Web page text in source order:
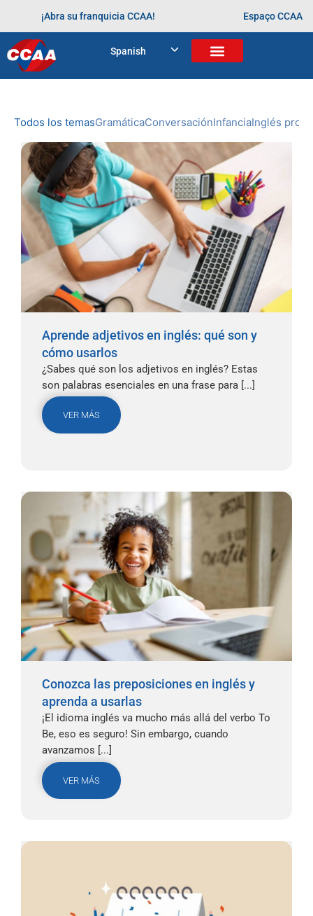
¡Abra su franquicia CCAA! Espaço CCAA
Spanish
Home >
Todos los temasGramáticaConversaciónInfanciaInglés
Aprende adjetivos en inglés: qué son y
cómo usarlos
¿Sabes qué son los adjetivos en inglés? Estas
son palabras esenciales en una frase para [...]
VER MÁS
Conozca las preposiciones en inglés y
aprenda a usarlas
¡El idioma inglés va mucho más allá del verbo To
Be, eso es seguro! Sin embargo, cuando
avanzamos [...]
VER MÁS